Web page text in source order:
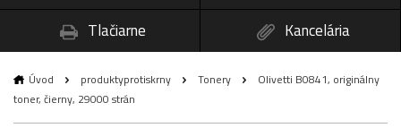
Tlačiarne
Kancelária
Úvod produktyprotiskrny Tonery
Olivetti B0841, originálny
toner, čierny, 29000 strán